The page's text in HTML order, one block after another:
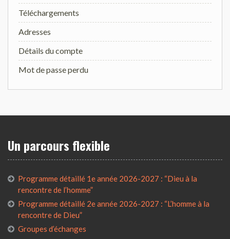
Téléchargements
Adresses
Détails du compte
Mot de passe perdu
Un parcours flexible
Programme détaillé 1e année 2026-2027 : “Dieu à la
rencontre de l’homme”
Programme détaillé 2e année 2026-2027 : “L’homme à la
rencontre de Dieu”
Groupes d’échanges